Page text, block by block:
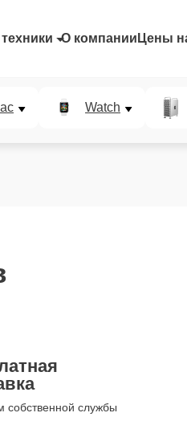
О компании Цены
Watch
собственной службы